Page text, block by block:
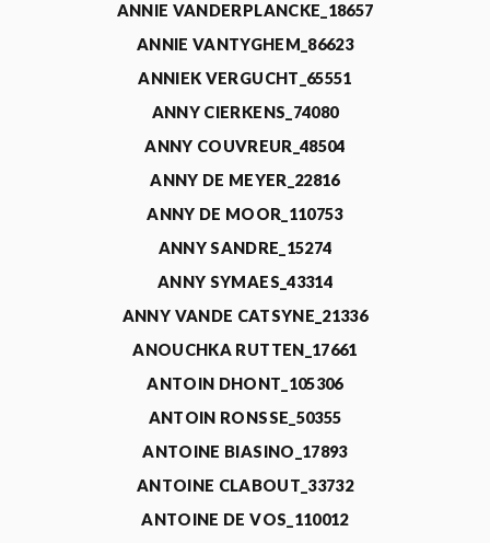
ANNIE VANDERPLANCKE_18657
ANNIE VANTYGHEM_86623
ANNIEK VERGUCHT_65551
ANNY CIERKENS_74080
ANNY COUVREUR_48504
ANNY DE MEYER_22816
ANNY DE MOOR_110753
ANNY SANDRE_15274
ANNY SYMAES_43314
ANNY VANDE CATSYNE_21336
ANOUCHKA RUTTEN_17661
ANTOIN DHONT_105306
ANTOIN RONSSE_50355
ANTOINE BIASINO_17893
ANTOINE CLABOUT_33732
ANTOINE DE VOS_110012